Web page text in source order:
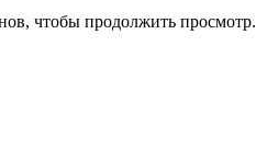
чтобы продолжить просмотр.